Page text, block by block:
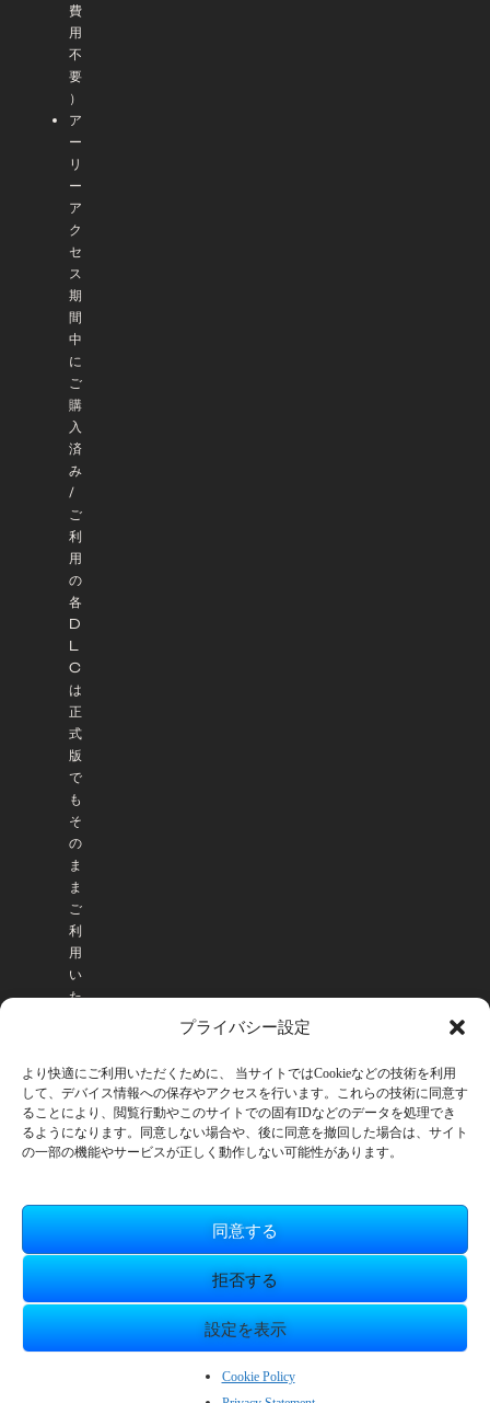
プライバシー設定
より快適にご利用いただくために、 当サイトではCookieなどの技術を利用
して、デバイス情報への保存やアクセスを行います。これらの技術に同意す
ることにより、閲覧行動やこのサイトでの固有IDなどのデータを処理でき
るようになります。同意しない場合や、後に同意を撤回した場合は、サイト
の一部の機能やサービスが正しく動作しない可能性があります。
同意する
拒否する
設定を表示
Cookie Policy
費
用
不
要
）
ア
ー
リ
ー
ア
ク
セ
ス
期
間
中
に
ご
購
入
済
み
/
ご
利
用
の
各
D
L
C
は
正
式
版
で
も
そ
の
ま
ま
ご
利
用
い
た
す
。